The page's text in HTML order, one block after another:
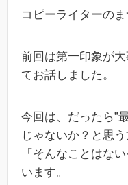
コピーライターのま
前回は第一印象が
てお話しました。
今回は、だったら”
じゃないか？と思
「そんなことはな
います。